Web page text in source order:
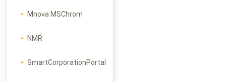
Mnova MSChrom
NMR
SmartCorporationPortal